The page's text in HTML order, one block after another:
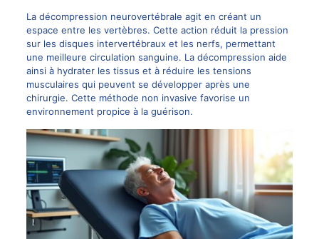
La décompression neurovertébrale agit en créant un
espace entre les vertèbres. Cette action réduit la pression
sur les disques intervertébraux et les nerfs, permettant
une meilleure circulation sanguine. La décompression aide
ainsi à hydrater les tissus et à réduire les tensions
musculaires qui peuvent se développer après une
chirurgie. Cette méthode non invasive favorise un
environnement propice à la guérison.